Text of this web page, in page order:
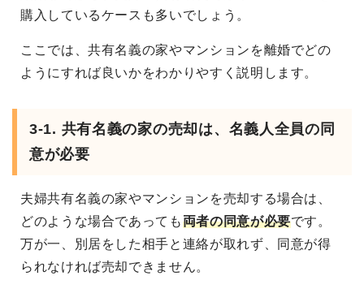
購入しているケースも多いでしょう。
ここでは、共有名義の家やマンションを離婚でどの
ようにすれば良いかをわかりやすく説明します。
3-1. 共有名義の家の売却は、名義人全員の同
意が必要
夫婦共有名義の家やマンションを売却する場合は、
どのような場合であっても両者の同意が必要です。
万が一、別居をした相手と連絡が取れず、同意が得
られなければ売却できません。